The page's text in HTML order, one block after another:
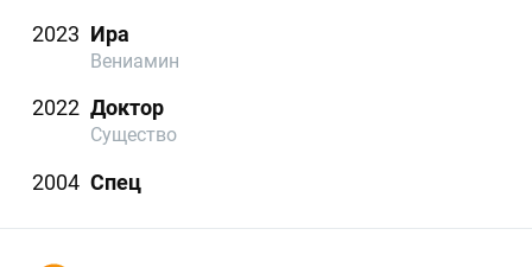
2023 Ира
Вениамин
2022 Доктор
Существо
2004 Спец